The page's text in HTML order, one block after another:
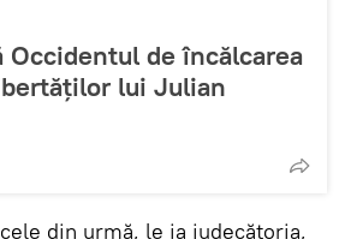
Occidentul de încălcarea
lui Julian
din urmă, le ia judecătoria,